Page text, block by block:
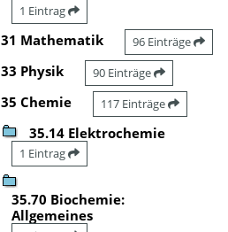
1 Eintrag
31 Mathematik 96 Einträge
33 Physik 90 Einträge
35 Chemie 117 Einträge
35.14 Elektrochemie
1 Eintrag
35.70 Biochemie:
Allgemeines